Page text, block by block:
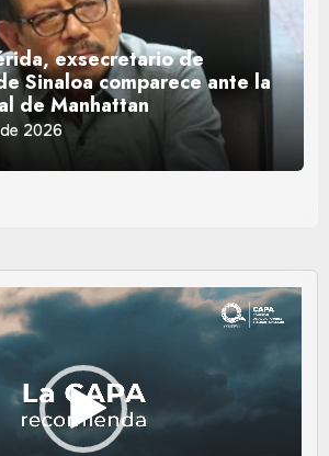
exsecretario de
Sinaloa comparece ante la
de Manhattan
2026